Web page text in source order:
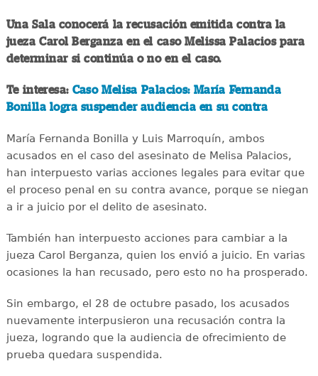
Una Sala conocerá la recusación emitida contra la
jueza Carol Berganza en el caso Melissa Palacios para
determinar si continúa o no en el caso.
Te interesa: Caso Melisa Palacios: María Fernanda
Bonilla logra suspender audiencia en su contra
María Fernanda Bonilla y Luis Marroquín, ambos
acusados en el caso del asesinato de Melisa Palacios,
han interpuesto varias acciones legales para evitar que
el proceso penal en su contra avance, porque se niegan
a ir a juicio por el delito de asesinato.
También han interpuesto acciones para cambiar a la
jueza Carol Berganza, quien los envió a juicio. En varias
ocasiones la han recusado, pero esto no ha prosperado.
Sin embargo, el 28 de octubre pasado, los acusados
nuevamente interpusieron una recusación contra la
jueza, logrando que la audiencia de ofrecimiento de
prueba quedara suspendida.